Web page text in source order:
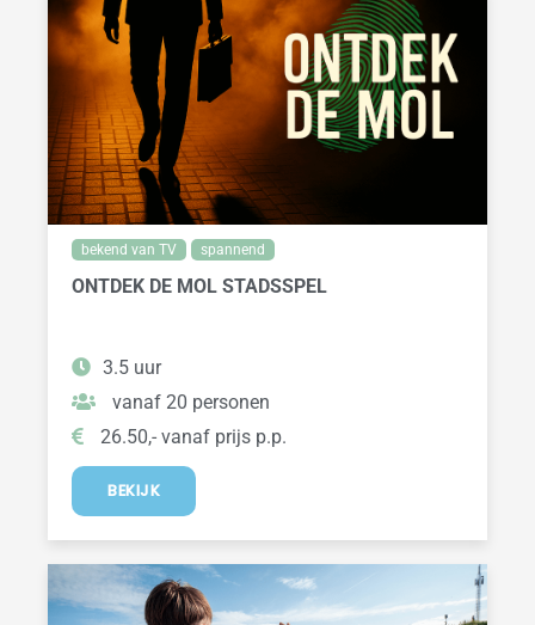
bekend van TV spannend
ONTDEK DE MOL STADSSPEL
3.5 uur
vanaf 20 personen
26.50,- vanaf prijs p.p.
BEKIJK